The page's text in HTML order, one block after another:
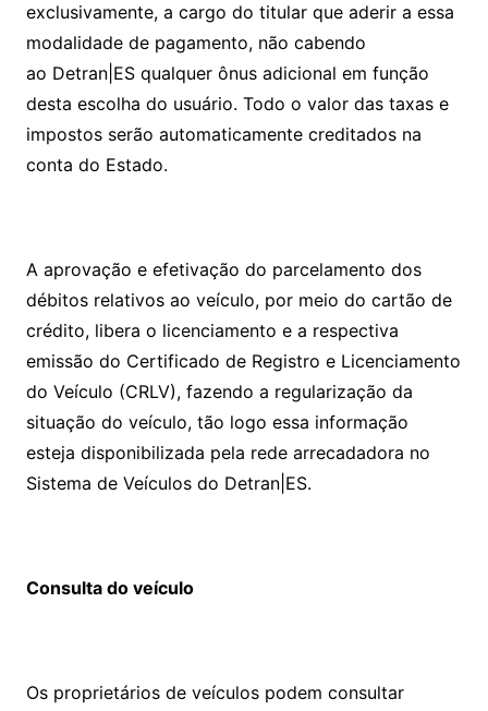
exclusivamente, a cargo do titular que aderir a essa
modalidade de pagamento, não cabendo
ao Detran|ES qualquer ônus adicional em função
desta escolha do usuário. Todo o valor das taxas e
impostos serão automaticamente creditados na
conta do Estado.
A aprovação e efetivação do parcelamento dos
débitos relativos ao veículo, por meio do cartão de
crédito, libera o licenciamento e a respectiva
emissão do Certificado de Registro e Licenciamento
do Veículo (CRLV), fazendo a regularização da
situação do veículo, tão logo essa informação
esteja disponibilizada pela rede arrecadadora no
Sistema de Veículos do Detran|ES.
Consulta do veículo
Os proprietários de veículos podem consultar